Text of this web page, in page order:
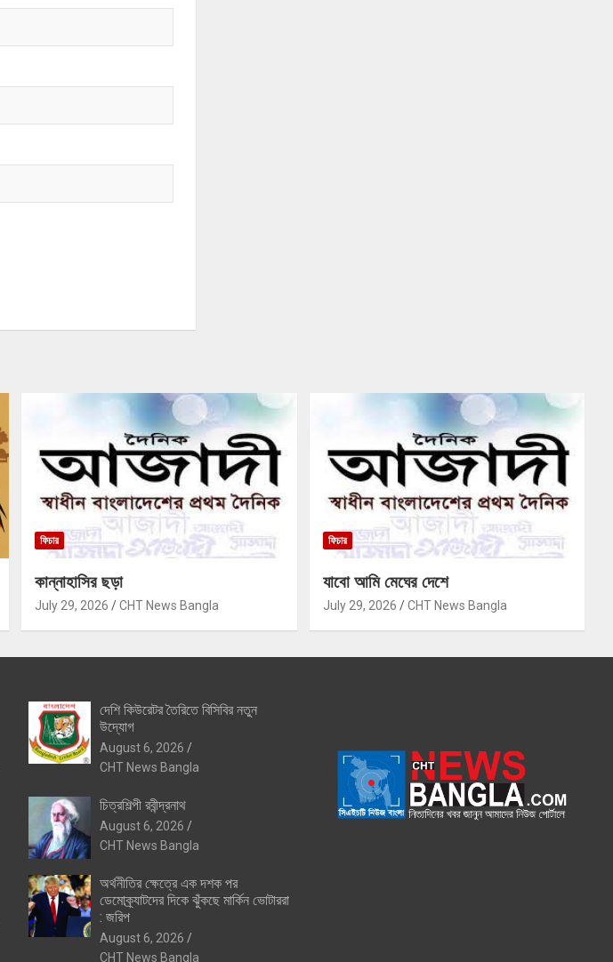
ফিচার
কান্নাহাসির ছড়া
July 29, 2026 CHT News Bangla
ফিচার
যাবো আমি মেঘের দেশে
July 29, 2026 CHT News Bangla
দেশি কিউরেটর তৈরিতে বিসিবির নতুন
উদ্যোগ
August 6, 2026
CHT News Bangla
চিত্রশিল্পী রবীন্দ্রনাথ
August 6, 2026
CHT News Bangla
অর্থনীতির ক্ষেত্রে এক দশক পর
ডেমোক্র্যাটদের দিকে ঝুঁকছে মার্কিন ভোটাররা
: জরিপ
August 6, 2026
CHT News Bangla